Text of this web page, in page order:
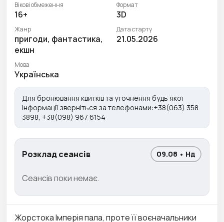
Вікові обмеження
16+
Формат
3D
Жанр
пригоди, фантастика,
екшн
Дата старту
21.05.2026
Мова
Українська
Для бронювання квитків та уточнення будь якої
інформації зверніться за телефонами:+38(063) 358
3898, +38(098) 967 6154
Розклад сеансів 09.08 • Нд
Сеансів поки немає.
Жорстока Імперія пала, проте її воєначальники